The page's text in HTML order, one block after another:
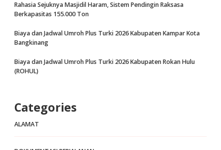
Rahasia Sejuknya Masjidil Haram, Sistem Pendingin Raksasa
Berkapasitas 155.000 Ton
Biaya dan Jadwal Umroh Plus Turki 2026 Kabupaten Kampar Kota
Bangkinang
Biaya dan Jadwal Umroh Plus Turki 2026 Kabupaten Rokan Hulu
(ROHUL)
Categories
ALAMAT